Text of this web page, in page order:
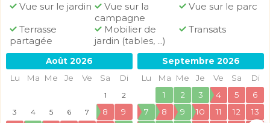
Vue sur le jardin
Vue sur la
campagne
Vue sur le parc
Terrasse
partagée
Mobilier de
jardin (tables, ...)
Transats
Août 2026
Lu
Ma Me Je Ve Sa Di
1
2
3
4 5 6 7 8
9
Septembre 2026
Lu
Ma Me Je Ve Sa
Di
1
2 3 4 5
6
7
8 9 10 11 12
13